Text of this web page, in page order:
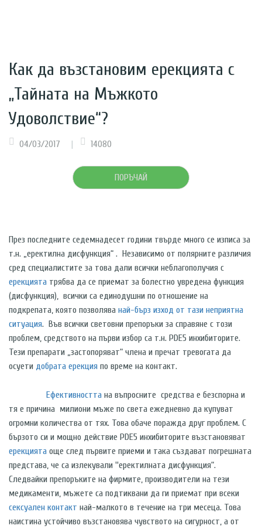
Как да възстановим ерекцията с
„Тайната на Мъжкото
Удоволствие“?
04/03/2017 14080
ПОРЪЧАЙ
През последните седемнадесет години твърде много се изписа за
т.н. „еректилна дисфункция“ . Независимо от полярните различия
сред специалистите за това дали всички неблагополучия с
ерекцията трябва да се приемат за болестно увредена функция
(дисфункция), всички са единодушни по отношение на
подкрепата, която позволява най-бърз изход от тази неприятна
ситуация. Във всички световни препоръки за справяне с този
проблем, средството на първи избор са т.н. PDE5 инхибиторите.
Тези препарати „застопоряват“ члена и пречат тревогата да
осуети добрата ерекция по време на контакт.
Ефективността на въпросните средства е безспорна и
тя е причина милиони мъже по света ежедневно да купуват
огромни количества от тях. Това обаче поражда друг проблем. С
бързото си и мощно действие PDE5 инхибиторите възстановяват
ерекцията още след първите приеми и така създават погрешната
представа, че са излекували ''еректилната дисфункция“.
Следвайки препоръките на фирмите, производители на тези
медикаменти, мъжете са подтиквани да ги приемат при всеки
сексуален контакт най-малкото в течение на три месеца. Това
наистина устойчиво възстановява чувството на сигурност, а от